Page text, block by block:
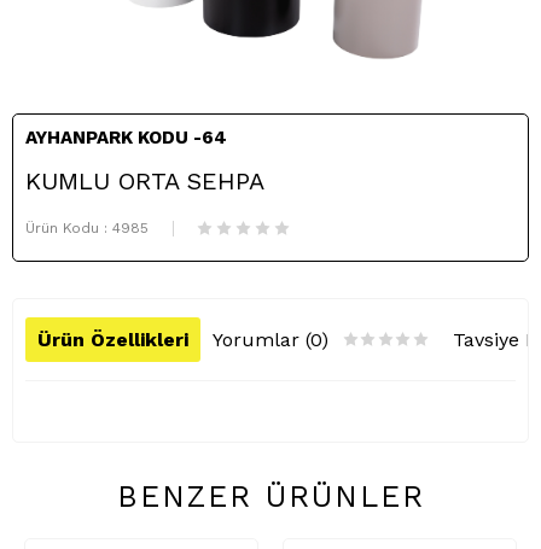
AYHANPARK KODU -64
KUMLU ORTA SEHPA
Ürün Kodu : 4985
Ürün Özellikleri Yorumlar (0) Tavsiye
BENZER ÜRÜNLER